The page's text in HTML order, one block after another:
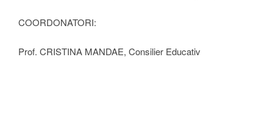
COORDONATORI:
Prof. CRISTINA MANDAE, Consilier Educativ